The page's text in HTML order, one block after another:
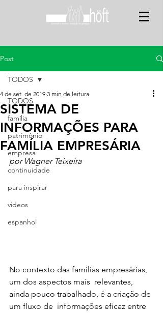
Post
TODOS
família
patrimônio
empresa
continuidade
para inspirar
videos
espanhol
TODOS
SISTEMA DE
INFORMAÇÕES PARA
FAMÍLIA EMPRESÁRIA
4 de set. de 2019 3 min de leitura
por Wagner Teixeira
No contexto das famílias empresárias,
um dos aspectos mais  relevantes,
ainda pouco trabalhado, é a criação de
um fluxo de  informações eficaz entre